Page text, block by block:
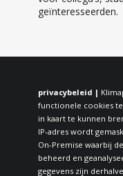
geïnteresseerden.
privacybeleid |
functionele cookies
in kaart te kunnen
IP-adres wordt
On-Premise waarbij
beheerd en
gegevens zijn